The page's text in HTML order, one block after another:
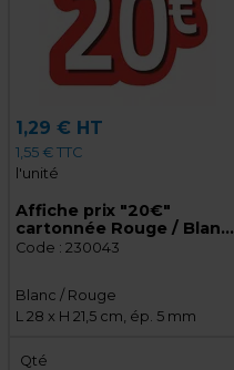
1,29 € HT
1,55 € TTC
l'unité
Affiche prix "20€"
cartonnée Rouge / Blanc
28 x 21,5 cm - Affiche
Code : 230043
Blanc / Rouge
L 28 x H 21,5 cm, ép. 5 mm
Qté